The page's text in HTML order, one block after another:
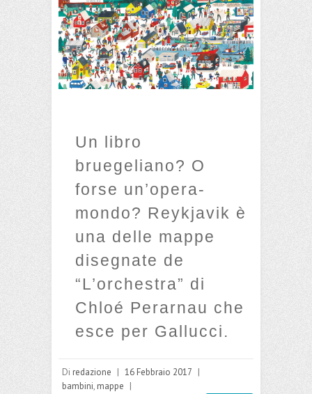
Un libro
bruegeliano? O
forse un’opera-
mondo? Reykjavik è
una delle mappe
disegnate de
“L’orchestra” di
Chloé Perarnau che
esce per Gallucci.
Di redazione | 16 Febbraio 2017 |
bambini, mappe |